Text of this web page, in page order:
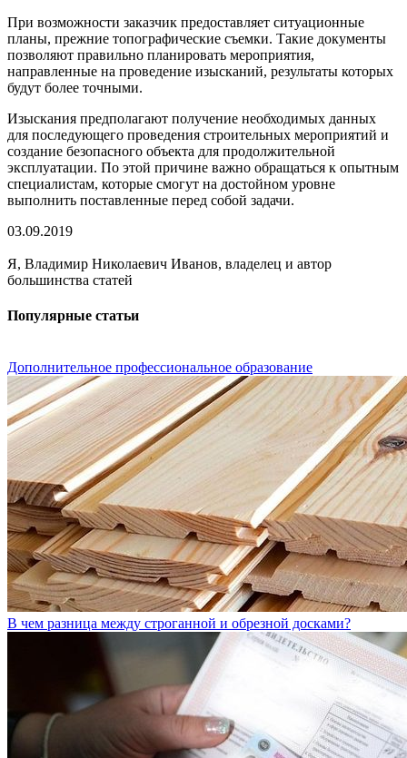
При возможности заказчик предоставляет ситуационные
планы, прежние топографические съемки. Такие документы
позволяют правильно планировать мероприятия,
направленные на проведение изысканий, результаты которых
будут более точными.
Изыскания предполагают получение необходимых данных
для последующего проведения строительных мероприятий и
создание безопасного объекта для продолжительной
эксплуатации. По этой причине важно обращаться к опытным
специалистам, которые смогут на достойном уровне
выполнить поставленные перед собой задачи.
03.09.2019
Я, Владимир Николаевич Иванов, владелец и автор
большинства статей
Популярные статьи
Дополнительное профессиональное образование
В чем разница между строганной и обрезной досками?